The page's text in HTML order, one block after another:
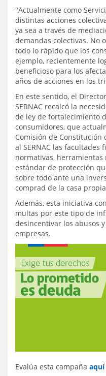
"Actualmente como
distintas acciones
ya sea a través de
demandas colectivas. No
todo lo rápido que los
ejemplo, recientemente
beneficioso para los
años de acciones en los
En este sentido, el
SERNAC recalcó la
de ley de fortalecimiento
consumidores, que
Comisión de Constitución
al SERNAC las facultades
normativas,
estándar de protección
sobre todo ante una
comprad de la casa
Además, esta iniciativa
multas por este tipo de
desincentivar los abusos
empresas.
Evalúa esta campaña aquí